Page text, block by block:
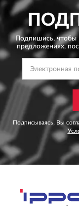
Подпишись, чтобы
предложениях,
Подписываясь, Вы